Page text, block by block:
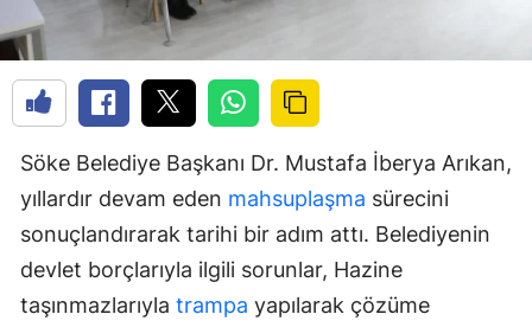
Söke Belediye Başkanı Dr. Mustafa İberya Arıkan,
yıllardır devam eden mahsuplaşma sürecini
sonuçlandırarak tarihi bir adım attı. Belediyenin
devlet borçlarıyla ilgili sorunlar, Hazine
taşınmazlarıyla trampa yapılarak çözüme